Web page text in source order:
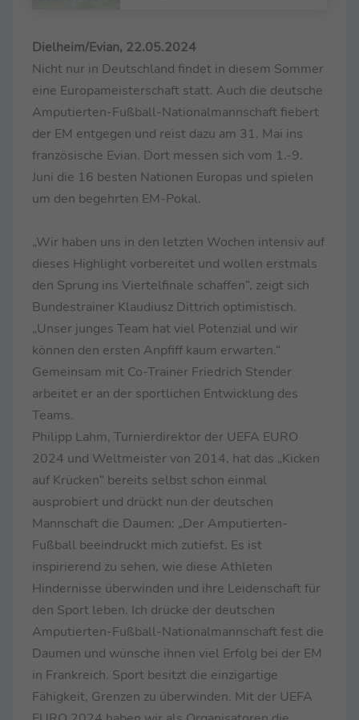
Dielheim/Evian, 22.05.2024
Nicht nur in Deutschland findet in diesem Sommer
eine Europameisterschaft statt. Auch die deutsche
Amputierten-Fußball-Nationalmannschaft fiebert
der EM entgegen und reist dazu am 31. Mai ins
französische Evian. Dort messen sich vom 1.-9.
Juni die 16 besten Nationen Europas und spielen
um den begehrten EM-Pokal.
„Wir haben uns in den letzten Wochen intensiv auf
dieses Highlight vorbereitet und wollen erstmals
den Sprung ins Viertelfinale schaffen“, zeigt sich
Bundestrainer Klaudiusz Dittrich optimistisch.
„Unser junges Team hat viel Potenzial und wir
können den ersten Anpfiff kaum erwarten.“
Gemeinsam mit Co-Trainer Friedrich Stender
arbeitet er an der sportlichen Entwicklung des
Teams.
Philipp Lahm, Turnierdirektor der UEFA EURO
2024 und Weltmeister von 2014, hat das „Kicken
auf Krücken“ bereits selbst schon einmal
ausprobiert und drückt nun der deutschen
Mannschaft die Daumen: „Der Amputierten-
Fußball beeindruckt mich zutiefst. Es ist
inspirierend zu sehen, wie diese Athleten
Hindernisse überwinden und ihre Leidenschaft für
den Sport leben. Ich drücke der deutschen
Amputierten-Fußball-Nationalmannschaft fest die
Daumen und wünsche ihnen viel Erfolg bei der EM
in Frankreich. Sport besitzt die einzigartige
Fähigkeit, Grenzen zu überwinden. Mit der UEFA